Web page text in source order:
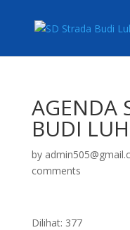
AGENDA
BUDI
by
comments
Dilihat: 377